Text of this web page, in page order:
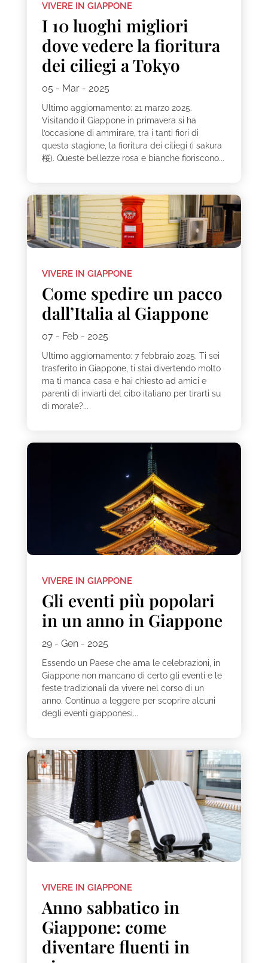
VIVERE IN GIAPPONE
I 10 luoghi migliori
dove vedere la fioritura
dei ciliegi a Tokyo
05 - Mar - 2025
Ultimo aggiornamento: 21 marzo 2025.
Visitando il Giappone in primavera si ha
l’occasione di ammirare, tra i tanti fiori di
questa stagione, la fioritura dei ciliegi (i sakura
桜). Queste bellezze rosa e bianche fioriscono...
VIVERE IN GIAPPONE
Come spedire un pacco
dall’Italia al Giappone
07 - Feb - 2025
Ultimo aggiornamento: 7 febbraio 2025. Ti sei
trasferito in Giappone, ti stai divertendo molto
ma ti manca casa e hai chiesto ad amici e
parenti di inviarti del cibo italiano per tirarti su
di morale?...
VIVERE IN GIAPPONE
Gli eventi più popolari
in un anno in Giappone
29 - Gen - 2025
Essendo un Paese che ama le celebrazioni, in
Giappone non mancano di certo gli eventi e le
feste tradizionali da vivere nel corso di un
anno. Continua a leggere per scoprire alcuni
degli eventi giapponesi...
VIVERE IN GIAPPONE
Anno sabbatico in
Giappone: come
diventare fluenti in